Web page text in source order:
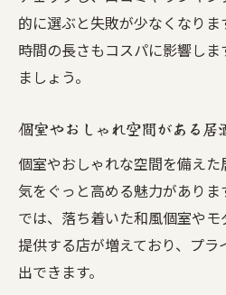
予算内で満足できる
ト
コスパと雰囲気を両
方
おしゃれ空間で宴会を盛
み方
おしゃれな居酒屋で
的に選ぶと失敗が少なくなり
時間の長さもコスパに影響し
ましょう。
個室やおしゃれ空間がある居
個室やおしゃれな空間を備え
気をぐっと高める魅力があり
では、落ち着いた和風個室や
提供する店が増えており、プ
出できます。